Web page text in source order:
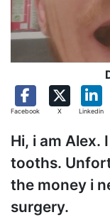
Facebook X Linkedin
Hi, i am Alex.
tooths.
the money i
surgery.